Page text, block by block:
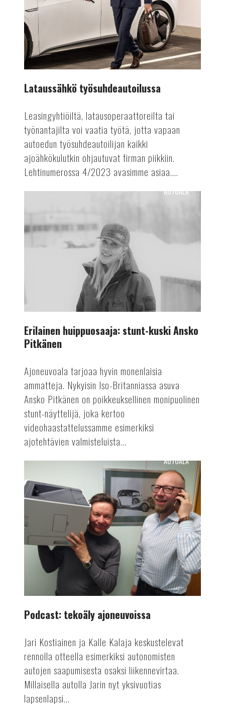
Lataussähkö työsuhdeautoilussa
Leasingyhtiöiltä, latausoperaattoreilta tai
työnantajilta voi vaatia työtä, jotta vapaan
autoedun työsuhdeautoilijan kaikki
ajoähkökulutkin ohjautuvat firman piikkiin.
Lehtinumerossa 4/2023 avasimme asiaa....
kuski
AUTOALA
Erilainen huippuosaaja: stunt-kuski Ansko
Pitkänen
Ajoneuvoala tarjoaa hyvin monenlaisia
ammatteja. Nykyisin Iso-Britanniassa asuva
Ansko Pitkänen on poikkeuksellinen monipuolinen
stunt-näyttelijä, joka kertoo
videohaastattelussamme esimerkiksi
ajotehtävien valmisteluista...
tekoäly
ajoneuvoissa
AUTOALA
Podcast: tekoäly ajoneuvoissa
Jari Kostiainen ja Kalle Kalaja keskustelevat
rennolla otteella esimerkiksi autonomisten
autojen saapumisesta osaksi liikennevirtaa.
Millaisella autolla Jarin nyt yksivuotias
lapsenlapsi...